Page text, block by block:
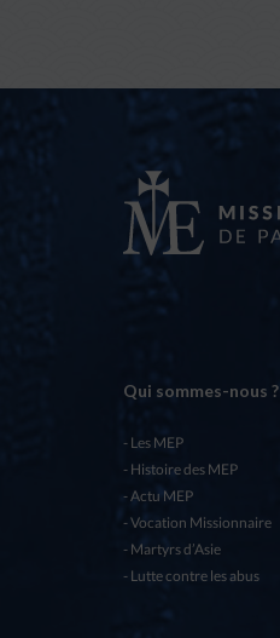
Qui sommes-nous ?
Les MEP
Histoire des MEP
Actu MEP
Vocation Missionnaire
Martyrs d’Asie
Lutte contre les abus